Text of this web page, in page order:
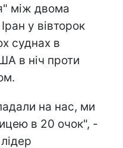
між двома
у вівторок
суднах в
в ніч проти
на нас, ми
в 20 очок", -